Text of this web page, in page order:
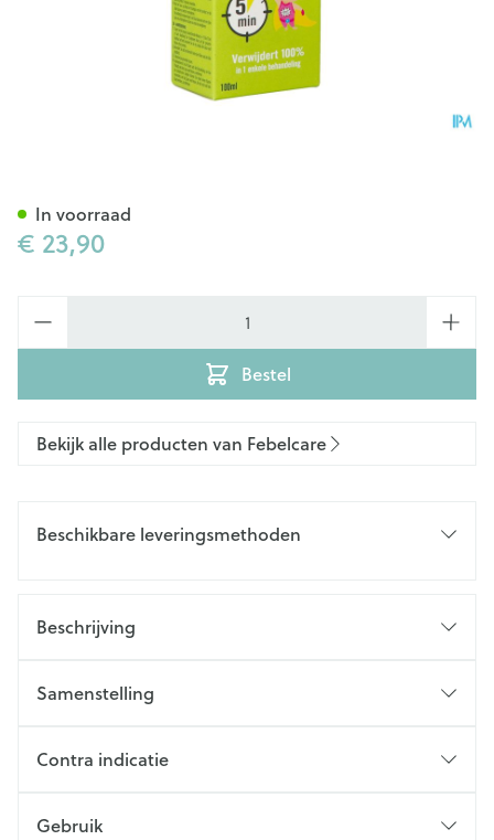
€ 23,90
Bestel
In voorraad
Bekijk alle producten van Febelcare
Beschikbare leveringsmethoden
Beschrijving
Samenstelling
Contra indicatie
Gebruik